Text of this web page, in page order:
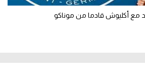
مع أكليوش قادما من موناكو